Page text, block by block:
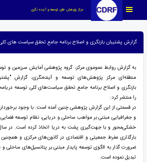
مرکز پژوهش های توسعه و آینده نگری
گزارش پشتیبان بازنگری و اصلاح برنامه جامع تحقق سیاست های
به گزارش روابط عموموی مرکز، گروه پژوهشی آمایش سرزمین و
منطقه‌ای مرکز پژوهش‌های توسعه و آینده‌نگری، گزارش
بازنگری و اصلاح برنامه جامع تحقق سیاست‌های کلی توسعه
را منتشر کرد:
در قسمتی از این گزارش پژوهشی چنین آمده است: با وجود
و جغرافیایی مبتنی بر مواهب ساحلی و دریایی، نظام توسعه فضایی
خشکی‌محور و با جهت‌گیری پشت ‌به ‌دریا اتخاذ کرده است. در
بارگذاری مفرط جمعیتی و اقتصادی در کانون‌های مرکزی و
ضرورت گذار به الگوی توسعه پایدار مبتنی بر پتانسیل‌های ساحلی
تبدیل نموده است.